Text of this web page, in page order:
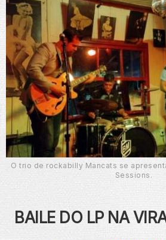
O trio de rockabilly Mancats se
Sessions.
BAILE DO LP NA